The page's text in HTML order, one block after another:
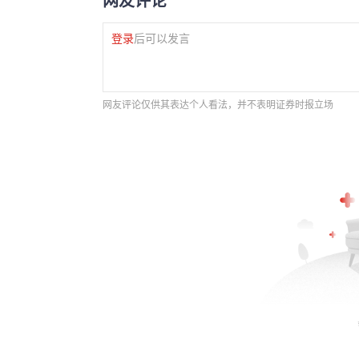
登录后可以发言
网友评论仅供其表达个人看法，并不表明证券时报立场